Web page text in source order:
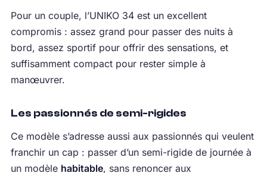
Pour un couple, l’UNIKO 34 est un excellent
compromis : assez grand pour passer des nuits à
bord, assez sportif pour offrir des sensations, et
suffisamment compact pour rester simple à
manœuvrer.
Les passionnés de semi-rigides
Ce modèle s’adresse aussi aux passionnés qui veulent
franchir un cap : passer d’un semi-rigide de journée à
un modèle habitable, sans renoncer aux